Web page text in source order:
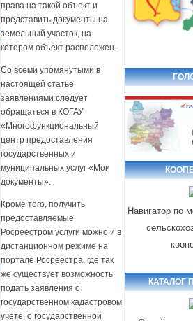
права на такой объект и
представить документы на
земельный участок, на
котором объект расположен.
Со всеми упомянутыми в
настоящей статье
заявлениями следует
обращаться в КОГАУ
«Многофункциональный
центр предоставления
государственных и
муниципальных услуг «Мои
документы».
Кроме того, получить
предоставляемые
Росреестром услуги можно и в
дистанционном режиме на
портале Росреестра, где так
же существует возможность
подать заявления о
государственном кадастровом
учете, о государственной
Навигатор по
КАТАЛОГ